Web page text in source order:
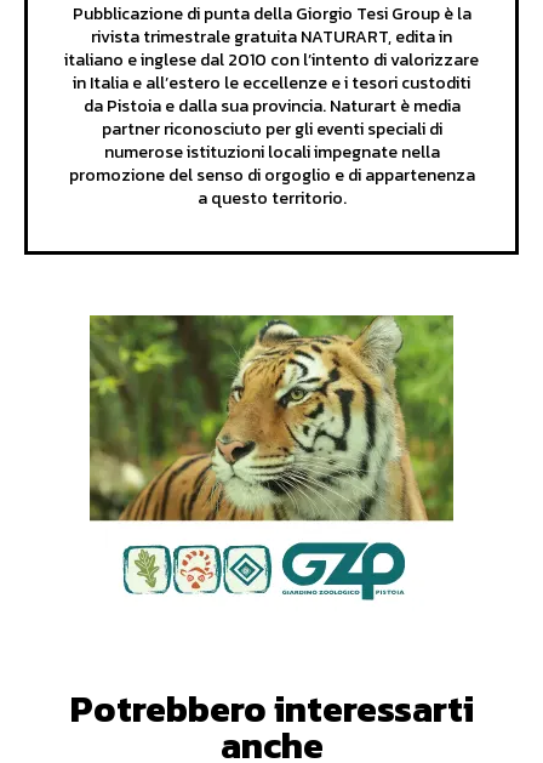
Pubblicazione di punta della Giorgio Tesi Group è la
rivista trimestrale gratuita NATURART, edita in
italiano e inglese dal 2010 con l’intento di valorizzare
in Italia e all’estero le eccellenze e i tesori custoditi
da Pistoia e dalla sua provincia. Naturart è media
partner riconosciuto per gli eventi speciali di
numerose istituzioni locali impegnate nella
promozione del senso di orgoglio e di appartenenza
a questo territorio.
Potrebbero interessarti
anche